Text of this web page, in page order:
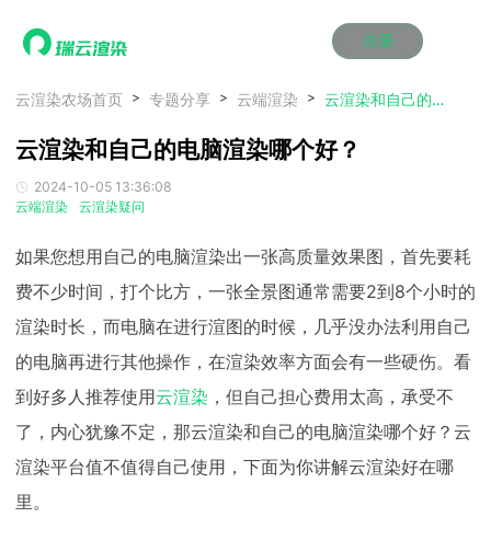
注册
首页
产品服务
云制作
云渲染管理系统
AI视频插帧
云制作
云渲染管理系统
AI视频插帧
云制作
云渲染管理系统
AI视频插帧
云制作
云渲染管理系统
AI视频插帧
云制作
云渲染管理系统
AI视频插帧
云制作
云渲染管理系统
AI视频插帧
解决方案
Maya云渲染方案
3ds Max云渲染方案
Blender 云渲染方案
Maya AI渲染方案
Maya云渲染方案
3ds Max云渲染方案
Blender 云渲染方案
Maya AI渲染方案
Maya云渲染方案
3ds Max云渲染方案
Blender 云渲染方案
Maya AI渲染方案
Maya云渲染方案
3ds Max云渲染方案
Blender 云渲染方案
Maya AI渲染方案
Maya云渲染方案
3ds Max云渲染方案
Blender 云渲染方案
Maya AI渲染方案
Maya云渲染方案
3ds Max云渲染方案
Blender 云渲染方案
Maya AI渲染方案
价格
效果图价格
云制作价格
效果图价格
云制作价格
效果图价格
云制作价格
效果图价格
云制作价格
效果图价格
云制作价格
效果图价格
云制作价格
资讯&赛事
新闻资讯
渲染百科
渲染大赛
新闻资讯
渲染百科
渲染大赛
新闻资讯
渲染百科
渲染大赛
新闻资讯
渲染百科
渲染大赛
新闻资讯
渲染百科
渲染大赛
新闻资讯
渲染百科
渲染大赛
特惠专区
云渲染优惠攻略
青云平台
云渲染优惠攻略
青云平台
云渲染优惠攻略
青云平台
云渲染优惠攻略
青云平台
云渲染优惠攻略
青云平台
云渲染优惠攻略
青云平台
关于我们
云渲染农场首页 专题分享 云端渲染 云渲染和自己的电脑渲染哪个好？
云渲染和自己的电脑渲染哪个好？
2024-10-05 13:36:08
云端渲染
云渲染疑问
如果您想用自己的电脑渲染出一张高质量效果图，首先要耗
费不少时间，打个比方，一张全景图通常需要2到8个小时的
渲染时长，而电脑在进行渲图的时候，几乎没办法利用自己
的电脑再进行其他操作，在渲染效率方面会有一些硬伤。看
到好多人推荐使用云渲染 ，但自己担心费用太高，承受不
了，内心犹豫不定，那云渲染和自己的电脑渲染哪个好？云
渲染平台值不值得自己使用，下面为你讲解云渲染好在哪
里。